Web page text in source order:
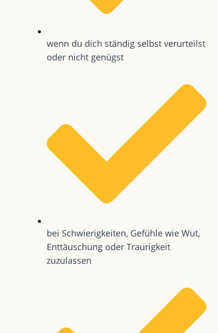
wenn du dich ständig selbst verurteilst
oder nicht genügst
bei Schwierigkeiten, Gefühle wie Wut,
Enttäuschung oder Traurigkeit
zuzulassen